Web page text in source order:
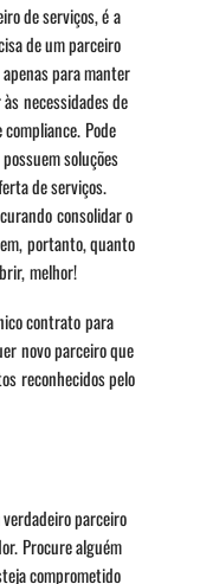
de serviços, é a
de um parceiro
para manter
necessidades de
Pode
soluções
de serviços.
consolidar o
portanto, quanto
melhor!
contrato para
novo parceiro que
reconhecidos pelo
parceiro
Procure alguém
comprometido